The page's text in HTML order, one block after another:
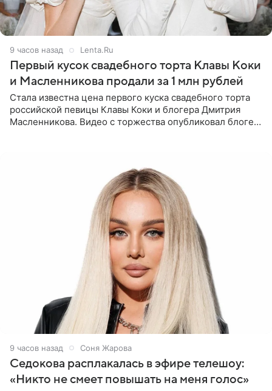
9 часов назад Lenta.Ru
Первый кусок свадебного торта Клавы Коки
и Масленникова продали за 1 млн рублей
Стала известна цена первого куска свадебного торта
российской певицы Клавы Коки и блогера Дмитрия
Масленникова. Видео с торжества опубликовал блогер
9 часов назад Соня Жарова
Седокова расплакалась в эфире телешоу:
«Никто не смеет повышать на меня голос»